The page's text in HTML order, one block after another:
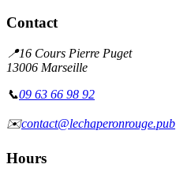
Contact
📍16 Cours Pierre Puget
13006 Marseille
📞09 63 66 98 92
✉️contact@lechaperonrouge.pub
Hours